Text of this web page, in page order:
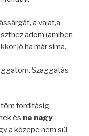
a vajat,a
adom (amiben
jó,ha már sima.
Szaggatás
fordításig.
és ne nagy
a közepe nem sül